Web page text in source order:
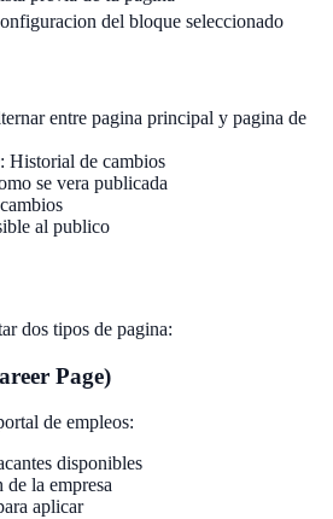
del bloque seleccionado
entre pagina principal y pagina de
: Historial de cambios
se vera publicada
al publico
dos tipos de pagina:
Page)
de empleos:
disponibles
la empresa
aplicar